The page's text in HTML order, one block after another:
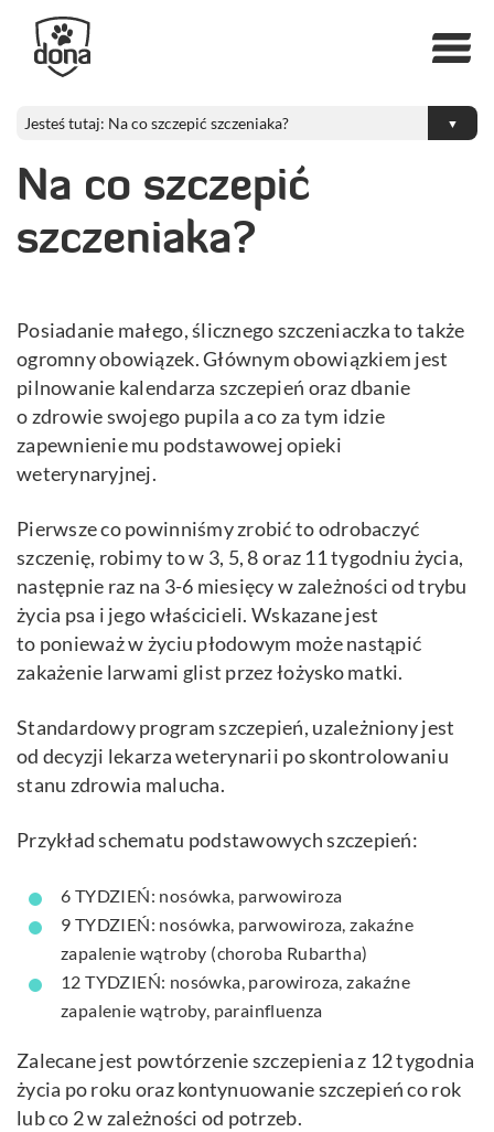
Na co szczepić
szczeniaka?
Posiadanie małego, ślicznego szczeniaczka to także
ogromny obowiązek. Głównym obowiązkiem jest
pilnowanie kalendarza szczepień oraz dbanie
o zdrowie swojego pupila a co za tym idzie
zapewnienie mu podstawowej opieki
weterynaryjnej.
Pierwsze co powinniśmy zrobić to odrobaczyć
szczenię, robimy to w 3, 5, 8 oraz 11 tygodniu życia,
następnie raz na 3-6 miesięcy w zależności od trybu
życia psa i jego właścicieli. Wskazane jest
to ponieważ w życiu płodowym może nastąpić
zakażenie larwami glist przez łożysko matki.
Standardowy program szczepień, uzależniony jest
od decyzji lekarza weterynarii po skontrolowaniu
stanu zdrowia malucha.
Przykład schematu podstawowych szczepień:
6 TYDZIEŃ: nosówka, parwowiroza
9 TYDZIEŃ: nosówka, parwowiroza, zakaźne
zapalenie wątroby (choroba Rubartha)
12 TYDZIEŃ: nosówka, parowiroza, zakaźne
zapalenie wątroby, parainfluenza
Zalecane jest powtórzenie szczepienia z 12 tygodnia
życia po roku oraz kontynuowanie szczepień co rok
lub co 2 w zależności od potrzeb.